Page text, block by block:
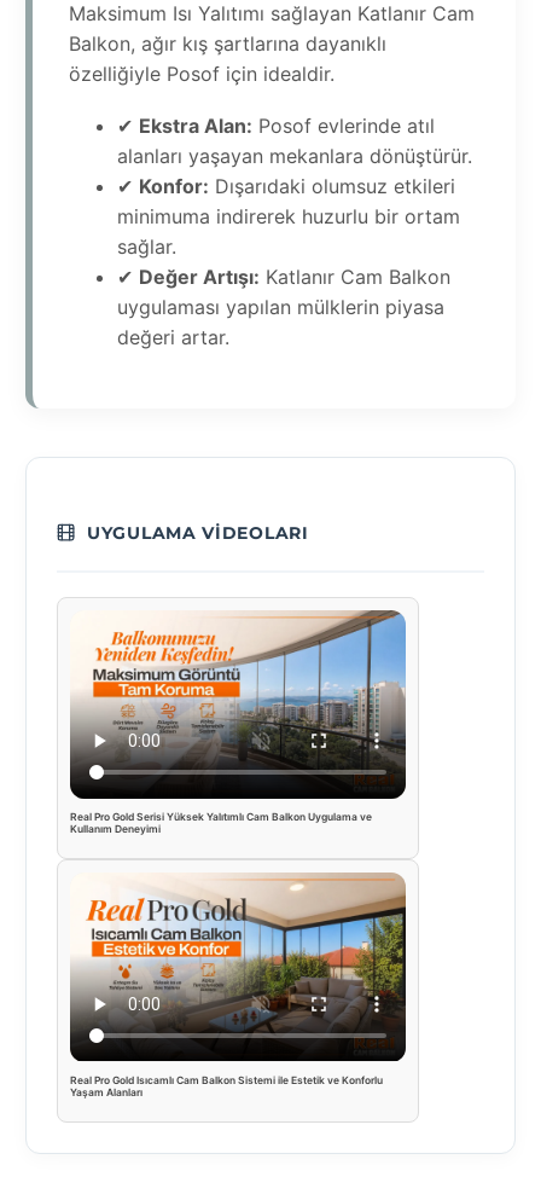
Maksimum Isı Yalıtımı sağlayan Katlanır Cam
Balkon, ağır kış şartlarına dayanıklı
özelliğiyle Posof için idealdir.
✔ Ekstra Alan: Posof evlerinde atıl
alanları yaşayan mekanlara dönüştürür.
✔ Konfor: Dışarıdaki olumsuz etkileri
minimuma indirerek huzurlu bir ortam
sağlar.
✔ Değer Artışı: Katlanır Cam Balkon
uygulaması yapılan mülklerin piyasa
değeri artar.
UYGULAMA VIDEOLARI
Real Pro Gold Serisi Yüksek Yalıtımlı Cam Balkon Uygulama ve
Kullanım Deneyimi
Real Pro Gold Isıcamlı Cam Balkon Sistemi ile Estetik ve Konforlu
Yaşam Alanları